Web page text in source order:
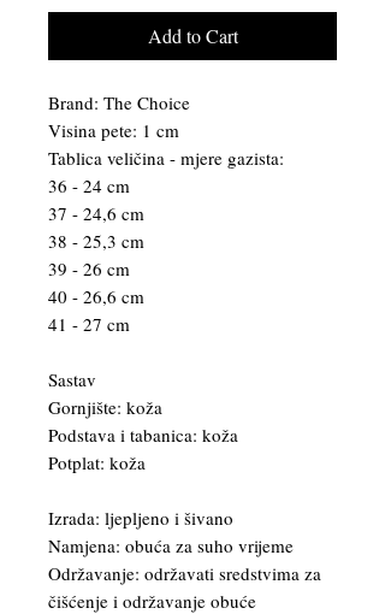
Add to Cart
Brand: The Choice
Visina pete: 1 cm
Tablica veličina - mjere gazista:
36 - 24 cm
37 - 24,6 cm
38 - 25,3 cm
39 - 26 cm
40 - 26,6 cm
41 - 27 cm
Sastav
Gornjište: koža
Podstava i tabanica: koža
Potplat: koža
Izrada: ljepljeno i šivano
Namjena: obuća za suho vrijeme
Održavanje: održavati sredstvima za
čišćenje i održavanje obuće